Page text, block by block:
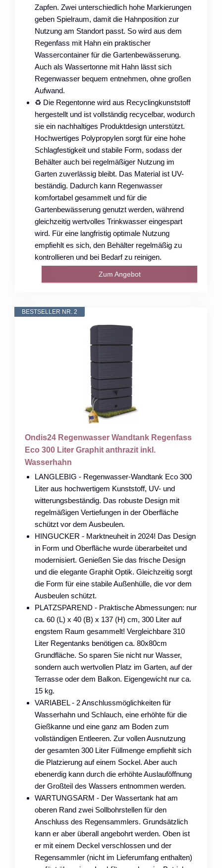
Zapfen. Zwei unterschiedlich hohe Markierungen
geben Spielraum, damit die Hahnposition zur
Nutzung am Standort passt. So wird aus dem
Regenfass mit Hahn ein praktischer
Wassercontainer für die Gartenbewässerung.
Auch als Wassertonne mit Hahn lässt sich
Regenwasser bequem entnehmen, ohne großen
Aufwand.
♻️ Die Regentonne wird aus Recyclingkunststoff
hergestellt und ist vollständig recycelbar, wodurch
sie ein nachhaltiges Produktdesign unterstützt.
Hochwertiges Polypropylen sorgt für eine hohe
Schlagfestigkeit und stabile Form, sodass der
Behälter auch bei regelmäßiger Nutzung im
Garten zuverlässig bleibt. Das Material ist UV-
beständig. Dadurch kann Regenwasser
komfortabel gesammelt und für die
Gartenbewässerung genutzt werden, während
gleichzeitig wertvolles Trinkwasser eingespart
wird. Für eine langfristig optimale Nutzung
empfiehlt es sich, den Behälter regelmäßig zu
kontrollieren und bei Bedarf zu reinigen.
Zum Angebot
BESTSELLER NR. 2
Ondis24 Regenwasser Wandtank Regenfass
Eco 300 Liter Graphit anthrazit inkl.
Wasserhahn
LANGLEBIG - Regenwasser-Wandtank Eco 300
Liter aus hochwertigem Kunststoff, UV- und
witterungsbeständig. Das robuste Design mit
regelmäßigen Vertiefungen in der Oberfläche
schützt vor dem Ausbeulen.
HINGUCKER - Marktneuheit in 2024! Das Design
in Form und Oberfläche wurde überarbeitet und
modernisiert. Genießen Sie das frische Design
und die elegante Graphit Optik. Gleichzeitig sorgt
die Form für eine stabile Außenhülle, die vor dem
Ausbeulen schützt.
PLATZSPAREND - Praktische Abmessungen: nur
ca. 60 (L) x 40 (B) x 137 (H) cm, 300 Liter auf
engstem Raum gesammelt! Vergleichbare 310
Liter Regentanks benötigen ca. 80x80cm
Grundfläche. So sparen Sie nicht nur Wasser,
sondern auch wertvollen Platz im Garten, auf der
Terrasse oder dem Balkon. Eigengewicht nur ca.
15 kg.
VARIABEL - 2 Anschlussmöglichkeiten für
Wasserhahn und Schlauch, eine erhöhte für die
Gießkanne und eine ganz am Boden zum
vollständigen Entleeren. Zur vollen Ausnutzung
der gesamten 300 Liter Füllmenge empfiehlt sich
die Platzierung auf einem Sockel. Aber auch
ebenerdig kann durch die erhöhte Auslauföffnung
der Großteil des Wassers entnommen werden.
WARTUNGSARM - Der Wassertank hat am
oberen Rand zwei Sollbohrstellen für den
Anschluss des Regensammlers. Grundsätzlich
kann er aber überall angebohrt werden. Oben ist
er mit einem Deckel verschlossen und der
Regensammler (nicht im Lieferumfang enthalten)